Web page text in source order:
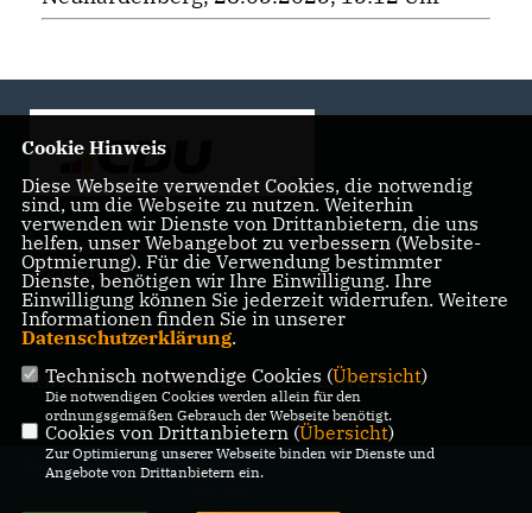
Landtagsabgeordnete der CDU Fraktion im Landtag
Brandenburg
IMPRESSUM DATENSCHUTZ KONTAKT
@2026 Bürgerbüro Kristy Augustin,
Cookie Hinweis
Diese Webseite verwendet Cookies, die notwendig
sind, um die Webseite zu nutzen. Weiterhin
verwenden wir Dienste von Drittanbietern, die uns
helfen, unser Webangebot zu verbessern (Website-
Optmierung). Für die Verwendung bestimmter
Dienste, benötigen wir Ihre Einwilligung. Ihre
Einwilligung können Sie jederzeit widerrufen. Weitere
Informationen finden Sie in unserer
Datenschutzerklärung.
Technisch notwendige Cookies (Übersicht)
Die notwendigen Cookies werden allein für den
ordnungsgemäßen Gebrauch der Webseite benötigt.
Cookies von Drittanbietern (Übersicht)
Zur Optimierung unserer Webseite binden wir Dienste und
Angebote von Drittanbietern ein.